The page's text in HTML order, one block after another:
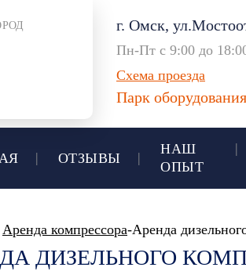
г. Омск,
Пн-Пт с 9:00 до
Схема проезда
Парк
ОТЗЫВЫ
НАШ
ОПЫТ
Аренда компрессора-Аренда
ДИЗЕЛЬНОГО